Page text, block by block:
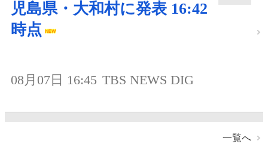
児島県・大和村に発表 16:42
時点
08月07日 16:45 TBS NEWS DIG
一覧へ